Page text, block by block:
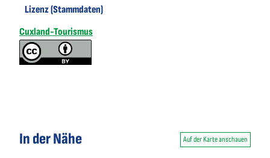
Lizenz (Stammdaten)
Cuxland-Tourismus
In der Nähe Auf der Karte anschauen